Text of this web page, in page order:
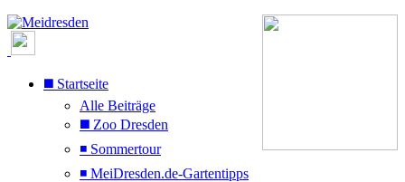
◼️ Startseite
Alle Beiträge
◼️ Zoo Dresden
◾ Sommertour
◾ MeiDresden.de-Gartentipps